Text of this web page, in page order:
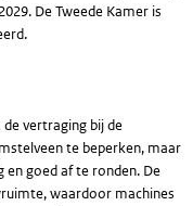
De Tweede Kamer is
vertraging bij de
te beperken, maar
goed af te ronden. De
waardoor machines